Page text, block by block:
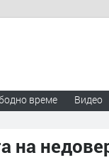
време Видео
на